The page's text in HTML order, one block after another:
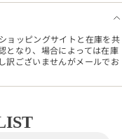
ョッピングサイトと在庫を共
となり、場合によっては在庫
訳ございませんがメールでお